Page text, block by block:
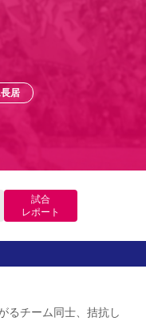
ガイド
ド
ソフットサルパーク長居
チケット
ファンクラブ
居
試合
レポート
るチーム同士、拮抗し